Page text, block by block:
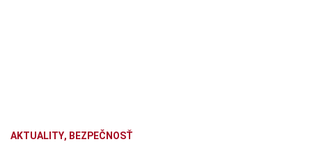
AKTUALITY, BEZPEČNOSŤ